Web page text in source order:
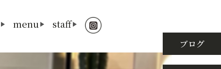
menu staff
ブログ